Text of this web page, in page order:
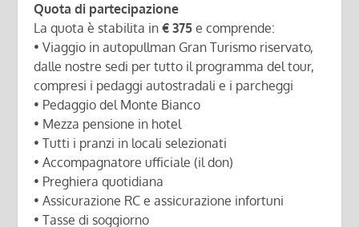
Quota di partecipazione
La quota è stabilita in€ 375 e comprende:
• Viaggio in autopullman Gran Turismo riservato,
dalle nostre sedi per tutto il programma del tour,
compresi i pedaggi autostradali e i parcheggi
• Pedaggio del Monte Bianco
• Mezza pensione in hotel
• Tutti i pranzi in locali selezionati
• Accompagnatore ufficiale (il don)
• Preghiera quotidiana
• Assicurazione RC e assicurazione infortuni
• Tasse di soggiorno